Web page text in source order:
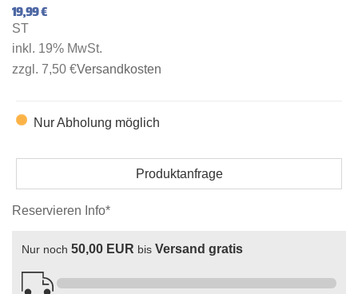
19,99 €
ST
inkl. 19% MwSt.
zzgl. 7,50 €Versandkosten
Nur Abholung möglich
Produktanfrage
Reservieren Info*
Nur noch 50,00 EUR bis Versand gratis